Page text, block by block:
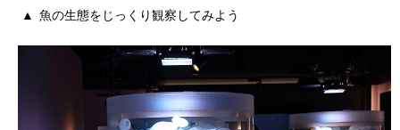
魚の生態をじっくり観察してみよう